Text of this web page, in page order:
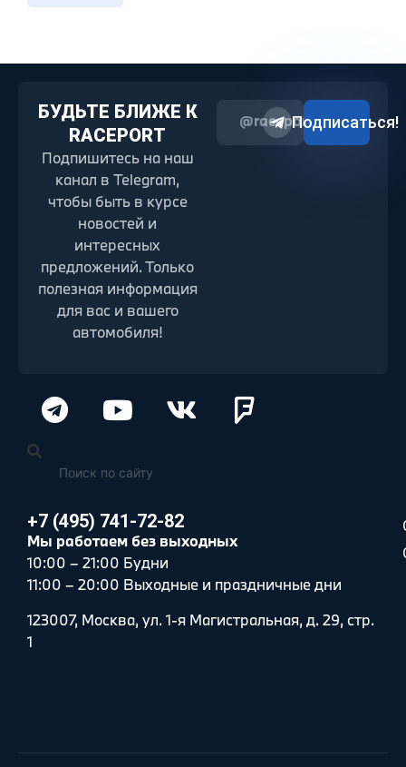
БУДЬТЕ БЛИЖЕ К
RACEPORT
Подпишитесь на наш
канал в Telegram,
чтобы быть в курсе
новостей и
интересных
предложений. Только
полезная информация
для вас и вашего
автомобиля!
@raceport2022
Подписаться!
+7 (495) 741-72-82
Мы работаем без выходных
10:00 – 21:00 Будни
11:00 – 20:00 Выходные и праздничные дни
123007, Москва, ул. 1-я Магистральная, д. 29, стр.
1